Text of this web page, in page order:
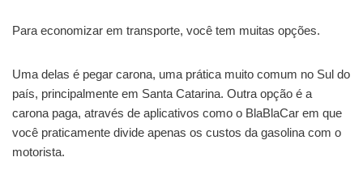
Para economizar em transporte, você tem muitas opções.
Uma delas é pegar carona, uma prática muito comum no Sul do
país, principalmente em Santa Catarina. Outra opção é a
carona paga, através de aplicativos como o BlaBlaCar em que
você praticamente divide apenas os custos da gasolina com o
motorista.